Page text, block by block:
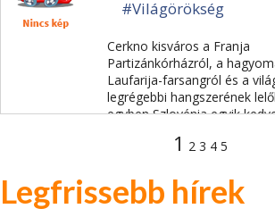
#Világörökség
Cerkno kisváros a Franja
Partizánkórházról, a
Laufarija-farsangról és a
legrégebbi hangszerének
egyben Szlovénia egyik
1 2 3 4 5
Legfrissebb hírek